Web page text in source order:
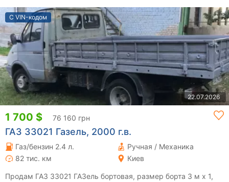
С VIN-кодом
22.07.2026
1 700 $ 76 160 грн
ГАЗ 33021 Газель, 2000 г.в.
Газ/бензин 2.4 л.
Ручная / Механика
82 тис. км
Киев
Продам ГАЗ 33021 ГАЗель бортовая, размер борта 3 м х 1,